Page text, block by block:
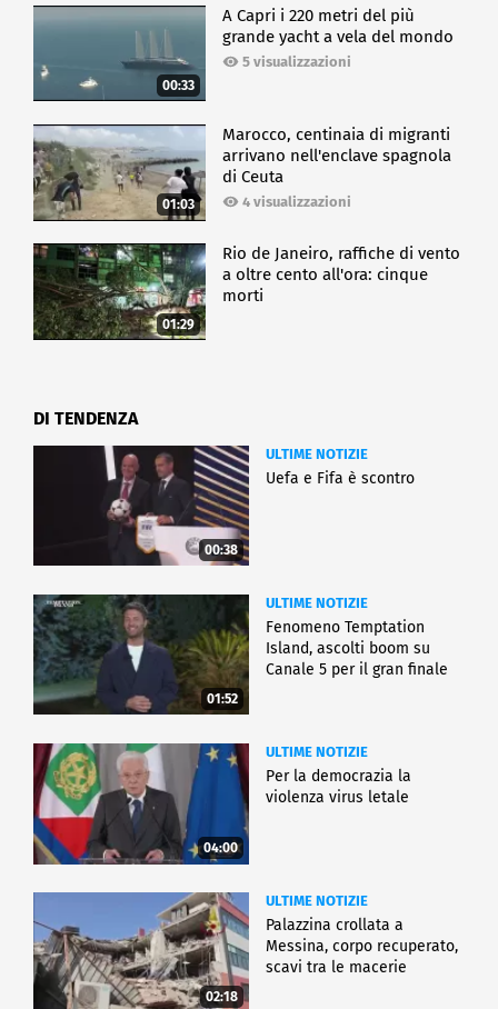
00:33
A Capri i 220 metri del più
grande yacht a vela del mondo
5 visualizzazioni
01:03
Marocco, centinaia di migranti
arrivano nell'enclave spagnola
di Ceuta
4 visualizzazioni
01:29
Rio de Janeiro, raffiche di vento
a oltre cento all'ora: cinque
morti
DI TENDENZA
00:38
ULTIME NOTIZIE
Uefa e Fifa è scontro
01:52
ULTIME NOTIZIE
Fenomeno Temptation
Island, ascolti boom su
Canale 5 per il gran finale
04:00
ULTIME NOTIZIE
Per la democrazia la
violenza virus letale
02:18
ULTIME NOTIZIE
Palazzina crollata a
Messina, corpo recuperato,
scavi tra le macerie